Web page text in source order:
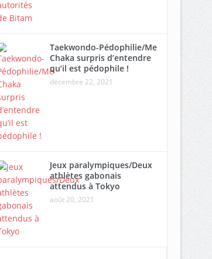
Taekwondo-Pédophilie/Me
Chaka surpris d’entendre
qu’il est pédophile !
décembre 22, 2021
Jeux paralympiques/Deux
athlètes gabonais
attendus à Tokyo
août 20, 2021